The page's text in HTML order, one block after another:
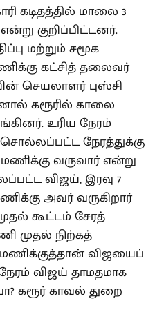
கடிதத்தில் மாலை 3
குறிப்பிட்டனர்.
மற்றும் சமூக
கட்சித் தலைவர்
செயலாளர் புஸ்சி
கரூரில் காலை
உரிய நேரம்
நேரத்துக்கு
வருவார் என்று
விஜய், இரவு 7
அவர் வருகிறார்
கூட்டம் சேரத்
முதல் நிற்கத்
விஜயைப்
விஜய் தாமதமாக
கரூர் காவல் துறை